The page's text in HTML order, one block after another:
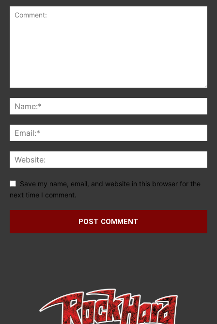
Save my name, email, and website in this browser for the
next time I comment.